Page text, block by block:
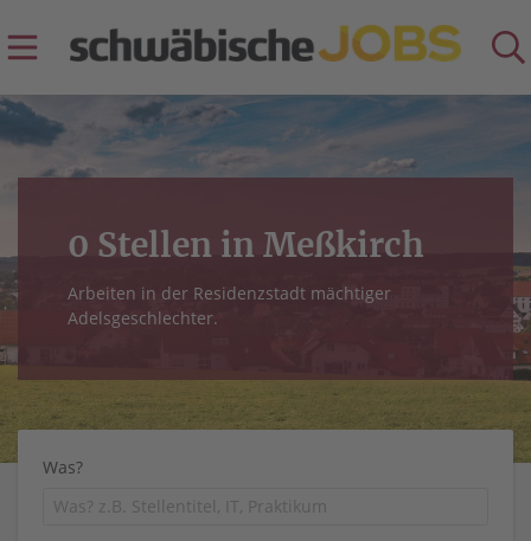
0 Stellen in Meßkirch
Arbeiten in der Residenzstadt mächtiger
Adelsgeschlechter.
Was?